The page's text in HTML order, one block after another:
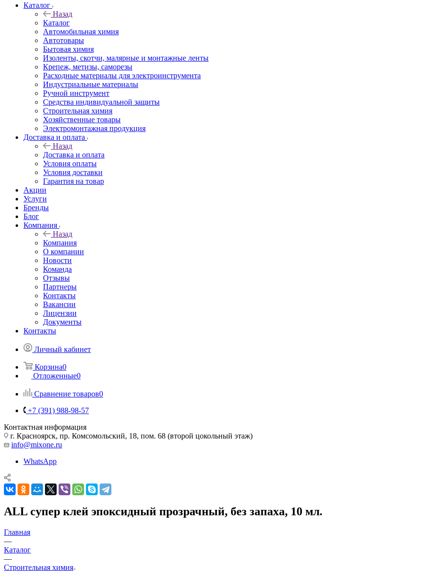
Каталог
Назад
Каталог
Автомобильная химия
Автотовары
Бытовая химия
Изоленты, скотчи, малярные и монтажные ленты
Крепеж, метизы, саморезы
Расходные материалы для электроинструмента
Индустриальные материалы
Ручной инструмент
Средства индивидуальной защиты
Строительная химия
Хозяйственные товары
Электромонтажная продукция
Доставка и оплата
Назад
Доставка и оплата
Условия оплаты
Условия доставки
Гарантия на товар
Акции
Услуги
Бренды
Блог
Компания
Назад
Компания
О компании
Новости
Команда
Отзывы
Партнеры
Контакты
Вакансии
Лицензии
Документы
Контакты
Личный кабинет
Корзина0
Отложенные0
Сравнение товаров0
+7 (391) 988-98-57
Контактная информация
г. Красноярск, пр. Комсомольский, 18, пом. 68 (второй цокольный этаж)
info@mixone.ru
WhatsApp
ALL супер клей эпоксидный прозрачный, без запаха, 10 мл.
Главная
—
Каталог
—
Строительная химия